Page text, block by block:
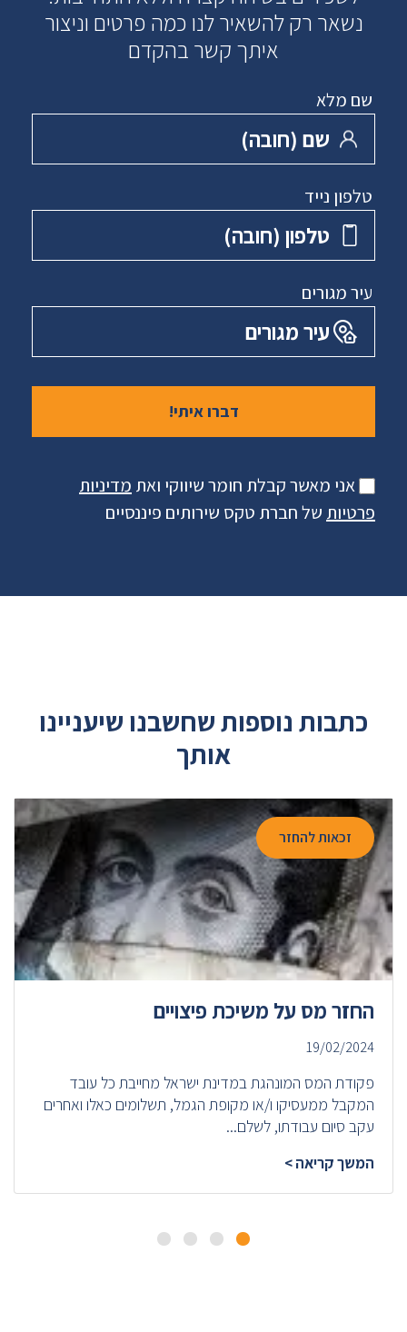
נשאר רק להשאיר לנו כמה פרטים וניצור
איתך קשר בהקדם
שם מלא
שם ‏(חובה)
טלפון נייד
טלפון ‏(חובה)
עיר מגורים
עיר מגורים
אני מאשר קבלת חומר שיווקי ואת מדיניות
פרטיות של חברת טקס שירותים פיננסיים
כתבות נוספות שחשבנו שיעניינו
אותך
זכאות להחזר
החזר מס על משיכת פיצויים
19/02/2024
פקודת המס המונהגת במדינת ישראל מחייבת כל עובד
המקבל ממעסיקו ו/או מקופת הגמל, תשלומים כאלו ואחרים
עקב סיום עבודתו, לשלם...
המשך קריאה >